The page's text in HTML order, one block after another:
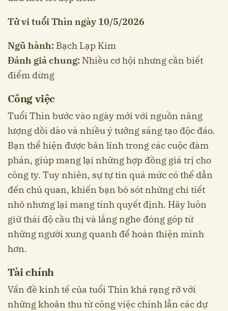
Tử vi tuổi Thìn ngày 10/5/2026
Ngũ hành: Bạch Lạp Kim
Đánh giá chung: Nhiều cơ hội nhưng cần biết
điểm dừng
Công việc
Tuổi Thìn bước vào ngày mới với nguồn năng
lượng dồi dào và nhiều ý tưởng sáng tạo độc đáo.
Bạn thể hiện được bản lĩnh trong các cuộc đàm
phán, giúp mang lại những hợp đồng giá trị cho
công ty. Tuy nhiên, sự tự tin quá mức có thể dẫn
đến chủ quan, khiến bạn bỏ sót những chi tiết
nhỏ nhưng lại mang tính quyết định. Hãy luôn
giữ thái độ cầu thị và lắng nghe đóng góp từ
những người xung quanh để hoàn thiện mình
hơn.
Tài chính
Vấn đề kinh tế của tuổi Thìn khá rạng rỡ với
những khoản thu từ công việc chính lẫn các dự